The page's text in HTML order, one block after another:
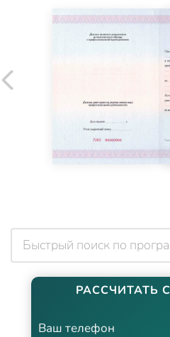
РАССЧИТАТЬ
Ваш телефон